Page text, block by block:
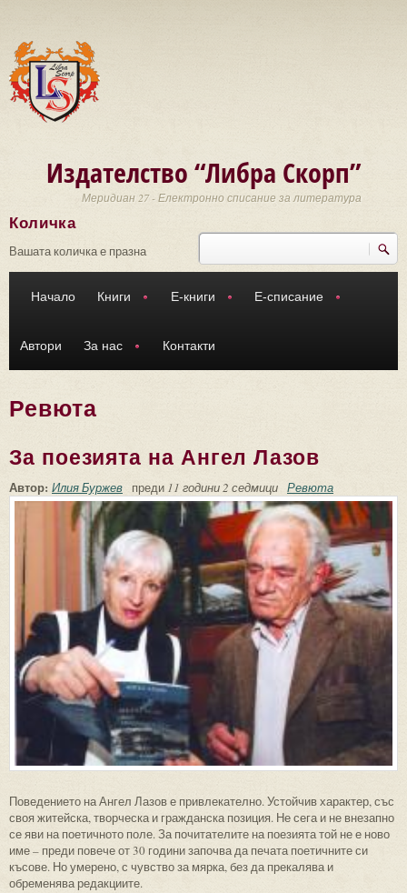
Издателство “Либра Скорп”
Меридиан 27 - Електронно списание за литература
Търси
Количка
Вашата количка е празна
Начало Книги Е-книги Е-списание
Автори За нас Контакти
Ревюта
За поезията на Ангел Лазов
Автор: Илия Буржев преди 11 години 2 седмици Ревюта
Поведението на Ангел Лазов е привлекателно. Устойчив характер, със
своя житейска, творческа и гражданска позиция. Не сега и не внезапно
се яви на поетичното поле. За почитателите на поезията той не е ново
име – преди повече от 30 години започва да печата поетичните си
късове. Но умерено, с чувство за мярка, без да прекалява и
обременява редакциите.